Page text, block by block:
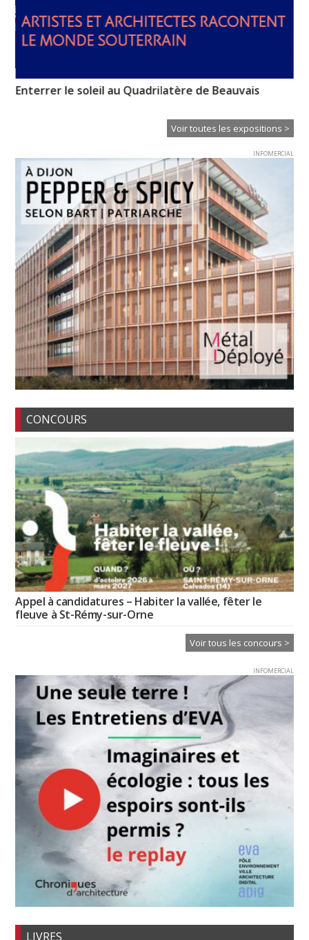
Enterrer le soleil au Quadrilatère de Beauvais
Voir toutes les expositions >
INFOMERCIAL
CONCOURS
Appel à candidatures – Habiter la vallée, fêter le
fleuve à St-Rémy-sur-Orne
Voir tous les concours >
INFOMERCIAL
LIVRES